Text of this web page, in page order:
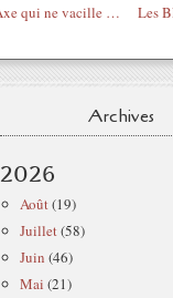
L'Axe qui ne vacille pas
Archives
2026
Août(19)
Juillet(58)
Juin (46)
Mai (21)